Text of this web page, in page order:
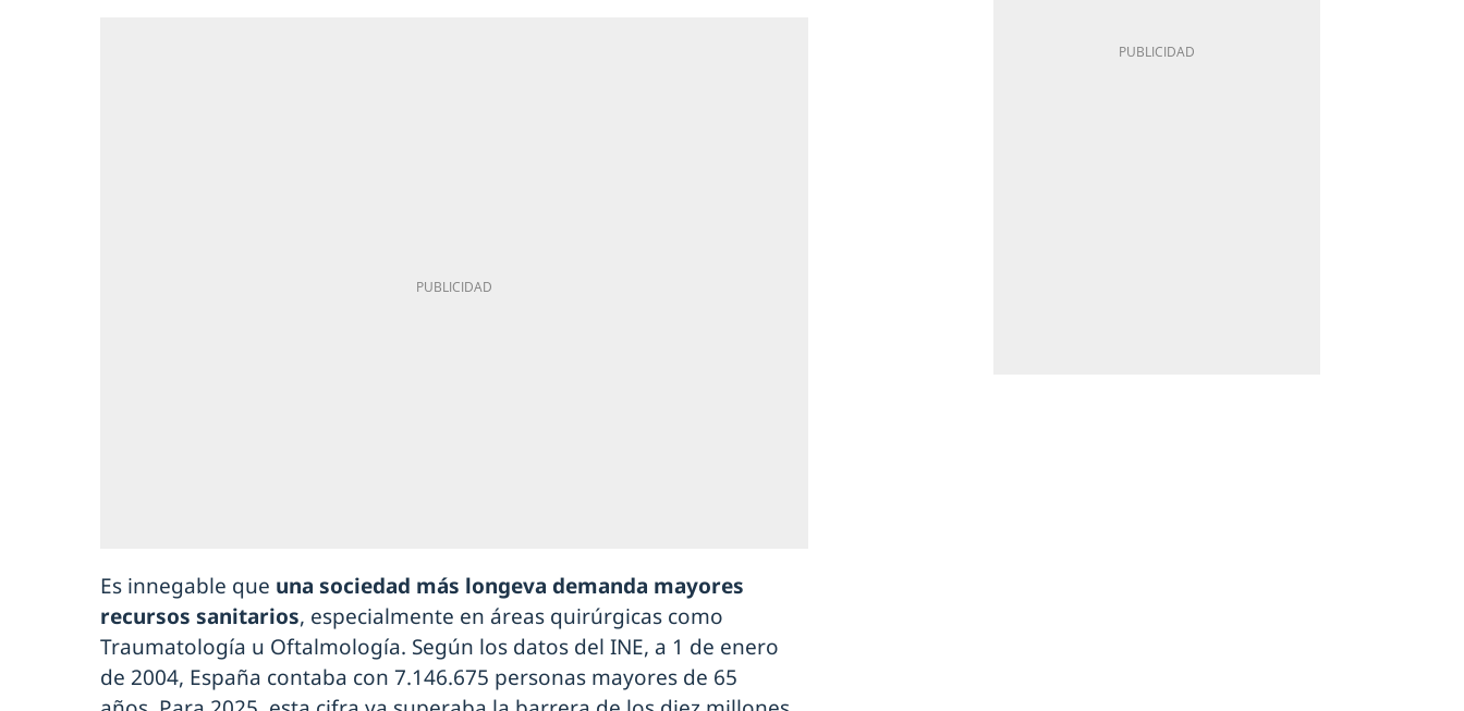
Es innegable que una sociedad más longeva demanda mayores
recursos sanitarios, especialmente en áreas quirúrgicas como
Traumatología u Oftalmología. Según los datos del INE, a 1 de enero
de 2004, España contaba con 7.146.675 personas mayores de 65